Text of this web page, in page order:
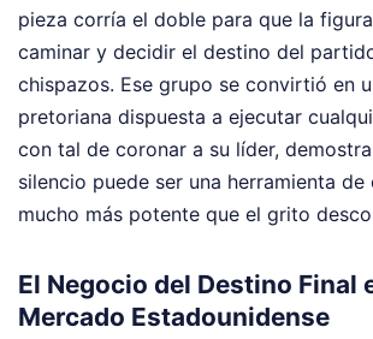
pieza corría el doble para que la
caminar y decidir el destino del
chispazos. Ese grupo se convirtió en
pretoriana dispuesta a ejecutar
con tal de coronar a su líder,
silencio puede ser una herramienta de
mucho más potente que el grito
El Negocio del Destino Final
Mercado Estadounidense